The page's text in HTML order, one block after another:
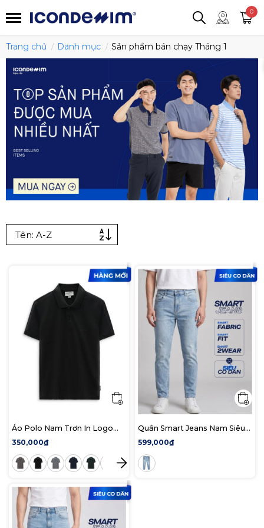
0
Trang chủ Danh mục Sản phẩm bán chạy Tháng 1
Áo Polo Nam Trơn In Logo
ICONDENIM Form Regular
350,000₫
Quần Smart Jeans Nam Siêu
Co Dãn Xanh Nhạt Form
Smart Fit
599,000₫